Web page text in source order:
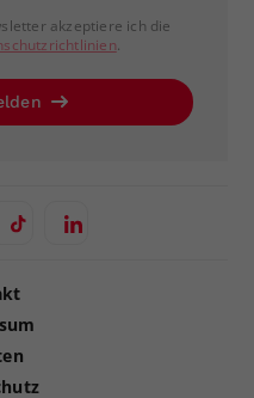
akzeptiere ich die
.